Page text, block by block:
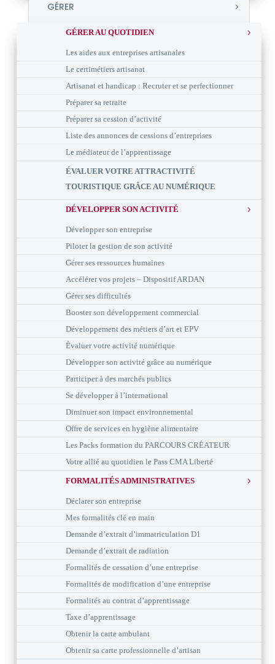
GÉRER
GÉRER AU QUOTIDIEN
Les aides aux entreprises artisanales
Le certimétiers artisanat
Artisanat et handicap : Recruter et se perfectionner
Préparer sa retraite
Préparer sa cession d’activité
Liste des annonces de cessions d’entreprises
Le médiateur de l’apprentissage
ÉVALUER VOTRE ATTRACTIVITÉ
TOURISTIQUE GRÂCE AU NUMÉRIQUE
DÉVELOPPER SON ACTIVITÉ
Développer son entreprise
Piloter la gestion de son activité
Gérer ses ressources humaines
Accélérer vos projets – Dispositif ARDAN
Gérer ses difficultés
Booster son développement commercial
Développement des métiers d’art et EPV
Évaluer votre activité numérique
Développer son activité grâce au numérique
Participer à des marchés publics
Se développer à l’international
Diminuer son impact environnemental
Offre de services en hygiène alimentaire
Les Packs formation du PARCOURS CRÉATEUR
Votre allié au quotidien le Pass CMA Liberté
FORMALITÉS ADMINISTRATIVES
Déclarer son entreprise
Mes formalités clé en main
Demande d’extrait d’immatriculation D1
Demande d’extrait de radiation
Formalités de cessation d’une entreprise
Formalités de modification d’une entreprise
Formalités au contrat d’apprentissage
Taxe d’apprentissage
Obtenir la carte ambulant
Obtenir sa carte professionnelle d’artisan